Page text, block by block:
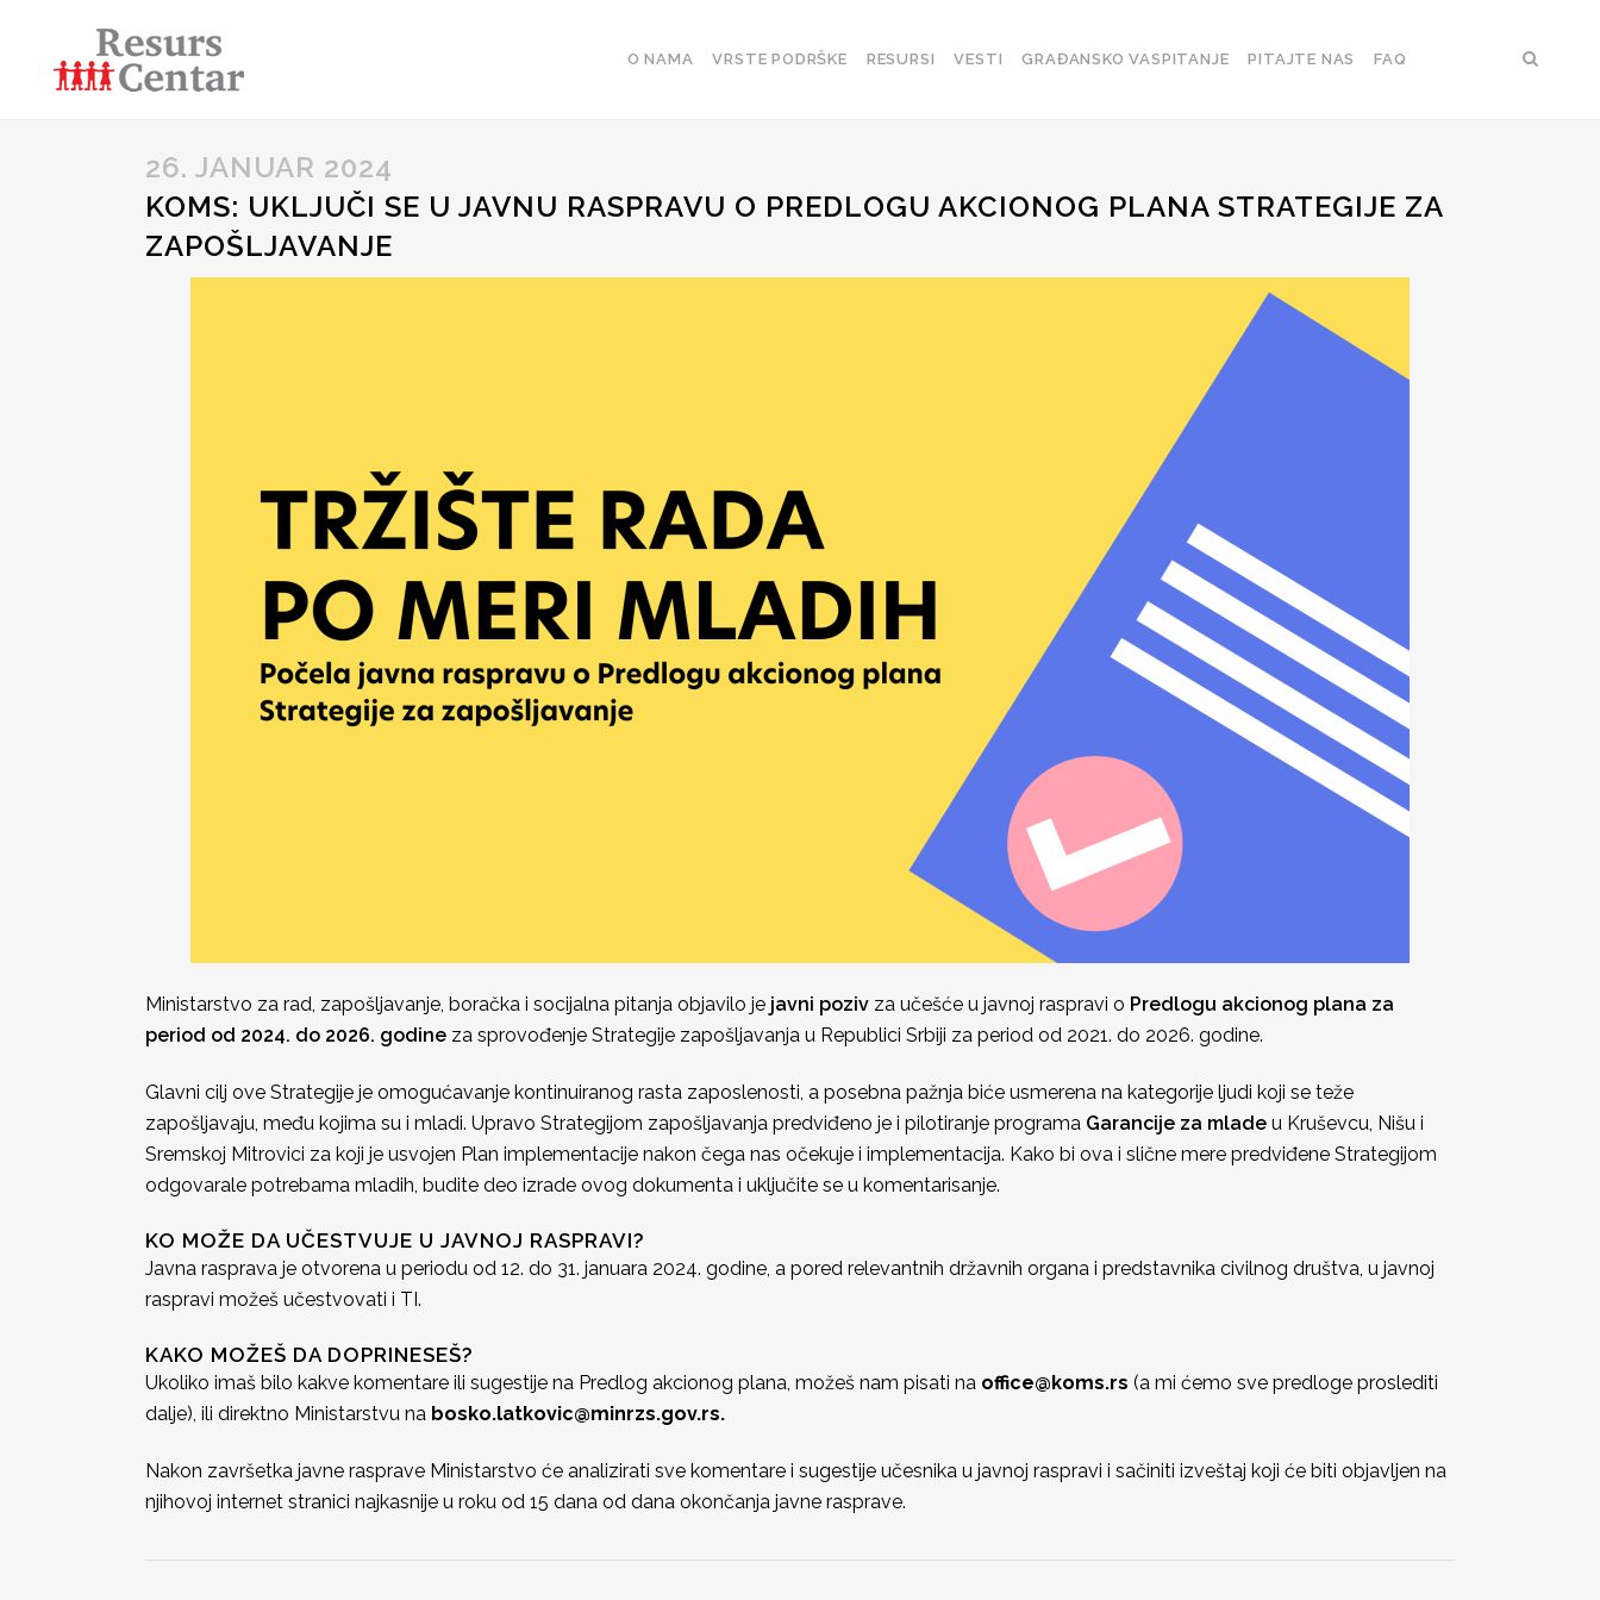
O NAMA VRSTE PODRŠKE RESURSI VESTI GRAĐANSKO VASPITANJE PITAJTE NAS FAQ
26. JANUAR 2024
KOMS: UKLJUČI SE U JAVNU RASPRAVU O PREDLOGU AKCIONOG PLANA STRATEGIJE ZA
ZAPOŠLJAVANJE
Ministarstvo za rad, zapošljavanje, boračka i socijalna pitanja objavilo je javni poziv za učešće u javnoj raspravi o Predlogu akcionog plana za
period od 2024. do 2026. godine za sprovođenje Strategije zapošljavanja u Republici Srbiji za period od 2021. do 2026. godine.
Glavni cilj ove Strategije je omogućavanje kontinuiranog rasta zaposlenosti, a posebna pažnja biće usmerena na kategorije ljudi koji se teže
zapošljavaju, među kojima su i mladi. Upravo Strategijom zapošljavanja predviđeno je i pilotiranje programa Garancije za mlade u Kruševcu, Nišu i
Sremskoj Mitrovici za koji je usvojen Plan implementacije nakon čega nas očekuje i implementacija. Kako bi ova i slične mere predviđene Strategijom
odgovarale potrebama mladih, budite deo izrade ovog dokumenta i uključite se u komentarisanje.
KO MOŽE DA UČESTVUJE U JAVNOJ RASPRAVI?
Javna rasprava je otvorena u periodu od 12. do 31. januara 2024. godine, a pored relevantnih državnih organa i predstavnika civilnog društva, u javnoj
raspravi možeš učestvovati i TI.
KAKO MOŽEŠ DA DOPRINESEŠ?
Ukoliko imaš bilo kakve komentare ili sugestije na Predlog akcionog plana, možeš nam pisati na office@koms.rs (a mi ćemo sve predloge proslediti
dalje), ili direktno Ministarstvu na bosko.latkovic@minrzs.gov.rs.
Nakon završetka javne rasprave Ministarstvo će analizirati sve komentare i sugestije učesnika u javnoj raspravi i sačiniti izveštaj koji će biti objavljen na
njihovoj internet stranici najkasnije u roku od 15 dana od dana okončanja javne rasprave.